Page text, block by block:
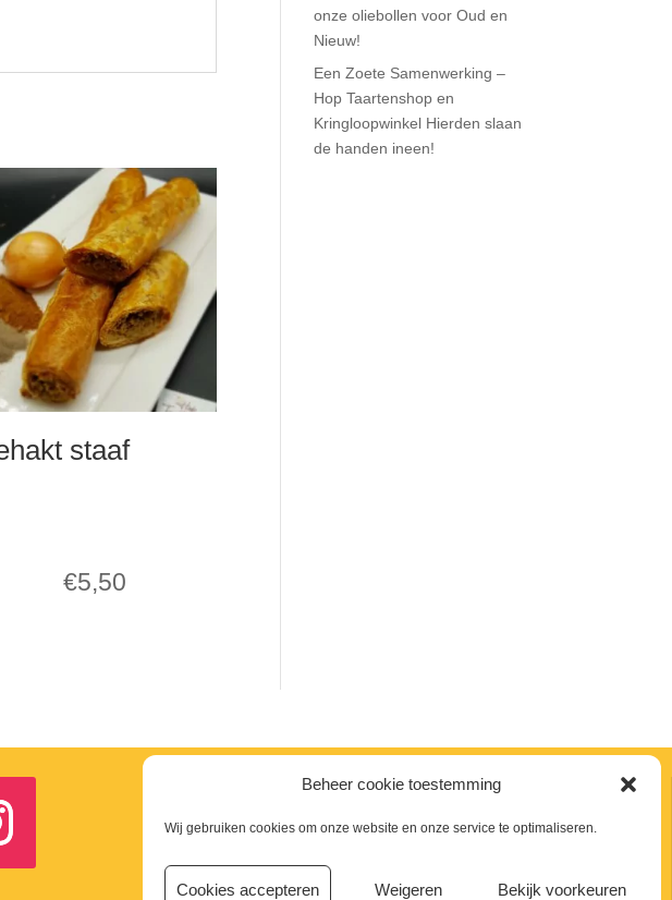
Beheer cookie toestemming
Wij gebruiken cookies om onze website en onze service te optimaliseren.
Cookies accepteren Weigeren Bekijk voorkeuren
staaf
€5,50
onze oliebollen voor Oud en
Nieuw!
Een Zoete Samenwerking –
Hop Taartenshop en
Kringloopwinkel Hierden slaan
de handen ineen!
Meld je aan voor de nieuwsbrief
Email